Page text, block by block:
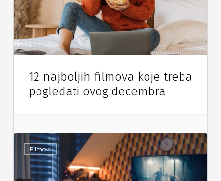
12 najboljih filmova koje treba
pogledati ovog decembra
Filmovi